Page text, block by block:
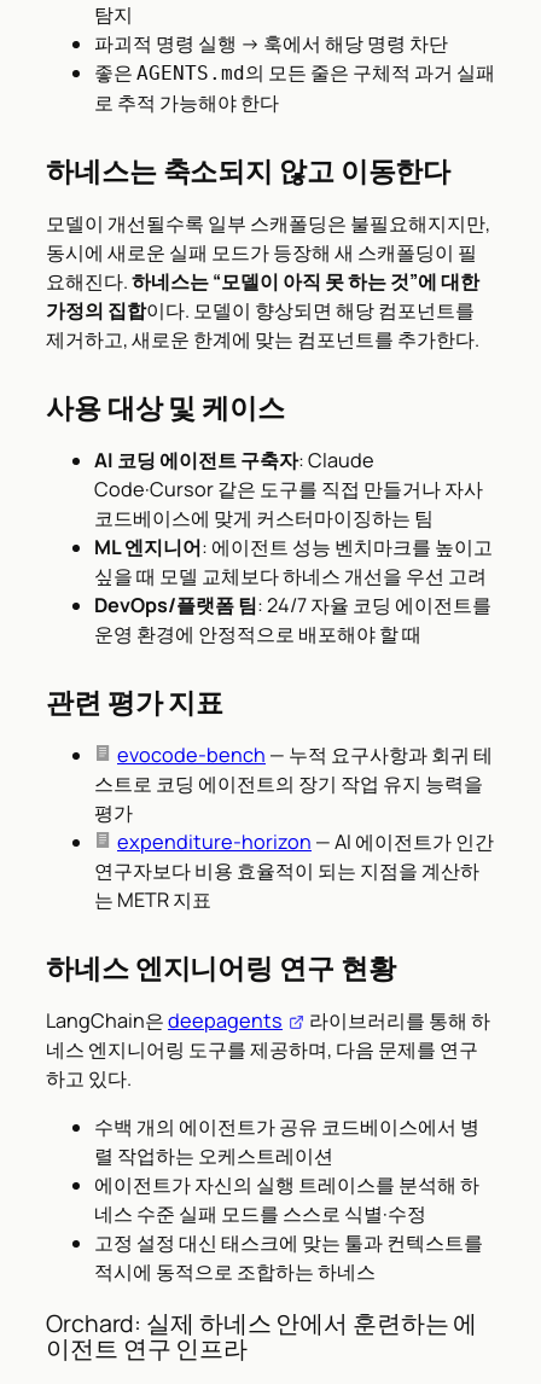
탐지
파괴적 명령 실행 → 훅에서 해당 명령 차단
좋은 AGENTS.md 의 모든 줄은 구체적 과거 실패
로 추적 가능해야 한다
하네스는 축소되지 않고 이동한다
모델이 개선될수록 일부 스캐폴딩은 불필요해지지만,
동시에 새로운 실패 모드가 등장해 새 스캐폴딩이 필
요해진다.하네스는 “모델이 아직 못 하는 것”에 대한
가정의 집합이다. 모델이 향상되면 해당 컴포넌트를
제거하고, 새로운 한계에 맞는 컴포넌트를 추가한다.
사용 대상 및 케이스
AI 코딩 에이전트 구축자: Claude
Code·Cursor 같은 도구를 직접 만들거나 자사
코드베이스에 맞게 커스터마이징하는 팀
ML 엔지니어: 에이전트 성능 벤치마크를 높이고
싶을 때 모델 교체보다 하네스 개선을 우선 고려
DevOps/플랫폼 팀: 24/7 자율 코딩 에이전트를
운영 환경에 안정적으로 배포해야 할 때
관련 평가 지표
evocode-bench — 누적 요구사항과 회귀 테
스트로 코딩 에이전트의 장기 작업 유지 능력을
평가
expenditure-horizon — AI 에이전트가 인간
연구자보다 비용 효율적이 되는 지점을 계산하
는 METR 지표
하네스 엔지니어링 연구 현황
LangChain은deepagents
라이브러리를 통해 하
네스 엔지니어링 도구를 제공하며, 다음 문제를 연구
하고 있다.
수백 개의 에이전트가 공유 코드베이스에서 병
렬 작업하는 오케스트레이션
에이전트가 자신의 실행 트레이스를 분석해 하
네스 수준 실패 모드를 스스로 식별·수정
고정 설정 대신 태스크에 맞는 툴과 컨텍스트를
적시에 동적으로 조합하는 하네스
Orchard: 실제 하네스 안에서 훈련하는 에
이전트 연구 인프라